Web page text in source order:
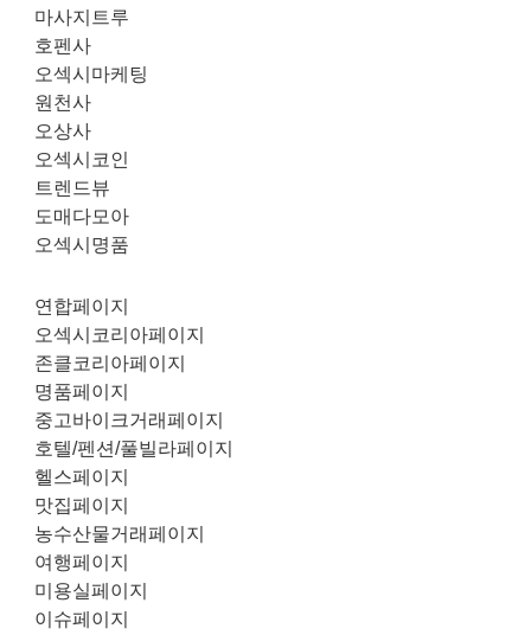
마사지트루
호펜사
오섹시마케팅
원천사
오상사
오섹시코인
트렌드뷰
도매다모아
오섹시명품
연합페이지
오섹시코리아페이지
존클코리아페이지
명품페이지
중고바이크거래페이지
호텔/펜션/풀빌라페이지
헬스페이지
맛집페이지
농수산물거래페이지
여행페이지
미용실페이지
이슈페이지